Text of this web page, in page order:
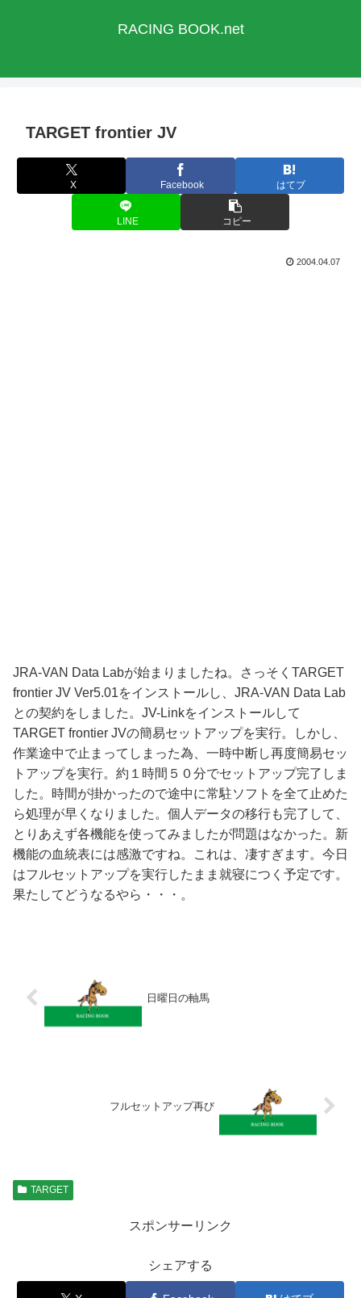
RACING BOOK.net
TARGET frontier JV
X Facebook はてブ
LINE コピー
2004.04.07
JRA-VAN Data Labが始まりましたね。さっそくTARGET
frontier JV Ver5.01をインストールし、JRA-VAN Data Lab
との契約をしました。JV-Linkをインストールして
TARGET frontier JVの簡易セットアップを実行。しかし、
作業途中で止まってしまった為、一時中断し再度簡易セッ
トアップを実行。約１時間５０分でセットアップ完了しま
した。時間が掛かったので途中に常駐ソフトを全て止めた
ら処理が早くなりました。個人データの移行も完了して、
とりあえず各機能を使ってみましたが問題はなかった。新
機能の血統表には感激ですね。これは、凄すぎます。今日
はフルセットアップを実行したまま就寝につく予定です。
果たしてどうなるやら・・・。
日曜日の軸馬
フルセットアップ再び
TARGET
スポンサーリンク
シェアする